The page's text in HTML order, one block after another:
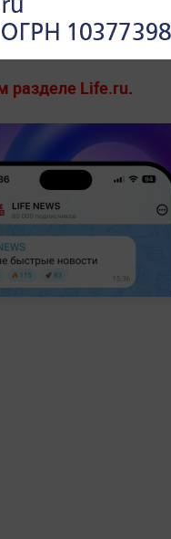
также
РФ.
разделе Life.ru.